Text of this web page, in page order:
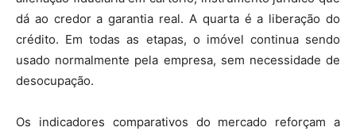
dá ao credor a garantia real. A quarta é a liberação do
crédito. Em todas as etapas, o imóvel continua sendo
usado normalmente pela empresa, sem necessidade de
desocupação.
Os indicadores comparativos do mercado reforçam a